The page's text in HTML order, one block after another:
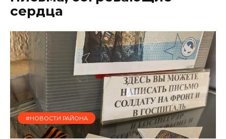
сердца
#НОВОСТИ РАЙОНА